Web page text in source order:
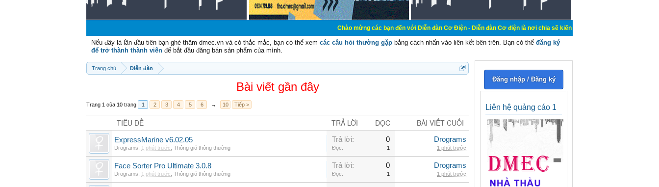
Chào mừng các bạn đến với Diễn đàn Cơ Điện - Diễn đàn Cơ điện là nơi chia sẽ kiến thức kinh nghiệm trong lãnh vực cơ
Nếu đây là lần đầu tiên bạn ghé thăm dmec.vn và có thắc mắc, bạn có thể xem các câu hỏi thường gặp bằng cách nhấn vào liên kết bên trên. Bạn có thể đăng ký
để trở thành thành viên để bắt đầu đăng bán sản phẩm của mình.
Trang chủ Diễn đàn
Bài viết gần đây
Trang 1 của 10 trang 1 2 3 4 5 6 → 10 Tiếp >
TIÊU ĐỀ TRẢ LỜI ĐỌC BÀI VIẾT CUỐI
ExpressMarine v6.02.05
Drograms 1 phút trước Thông gió thông thường
Trả lời: 0
Đọc: 1
Drograms
1 phút trước
Face Sorter Pro Ultimate 3.0.8
Drograms 1 phút trước Thông gió thông thường
Trả lời: 0
Đọc: 1
Drograms
1 phút trước
Đăng nhập / Đăng ký
Liên hệ quảng cáo 1